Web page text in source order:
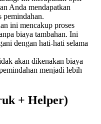
Anda mendapatkan
pemindahan.
ini mencakup proses
biaya tambahan. Ini
dengan hati-hati selama
akan dikenakan biaya
menjadi lebih
+ Helper)